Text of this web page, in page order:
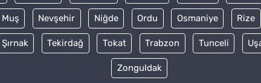
Muş Nevşehir Niğde Ordu Osmaniye Rize
Şırnak Tekirdağ Tokat Trabzon Tunceli
Zonguldak